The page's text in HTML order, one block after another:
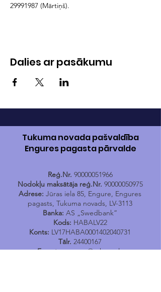
29991987 (Mārtiņš).
Dalies ar pasākumu
Tukuma novada pašvaldība
Engures pagasta pārvalde
Reģ.Nr. 90000051966
Nodokļu maksātāja reģ.Nr. 90000050975
Adrese: Jūras iela 85, Engure, Engures
pagasts, Tukuma novads, LV-3113
Banka: AS „Swedbank”
Kods: HABALV22
Konts: LV17HABA0001402040731
Tālr. 24400167
E-pasts: engure@tukums.lv